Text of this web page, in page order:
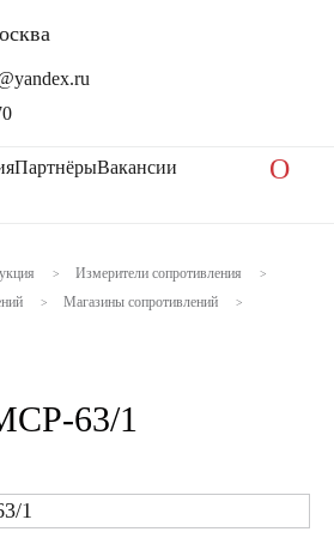
ПартнёрыВакансии
O
> Измерители сопротивления >
> Магазины сопротивлений >
63/1